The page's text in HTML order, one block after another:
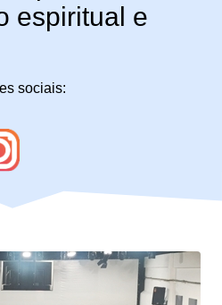
espiritual e
sociais: